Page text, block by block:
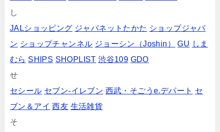
し
JALショッピング ジャパネットたかた ショップジャパ
ン ショップチャンネル ジョーシン（Joshin） GU しま
むら SHIPS SHOPLIST 渋谷109 GDO
せ
セシール セブン‐イレブン 西武・そごうe.デパート セ
ブン＆アイ 西友 生活雑貨
そ